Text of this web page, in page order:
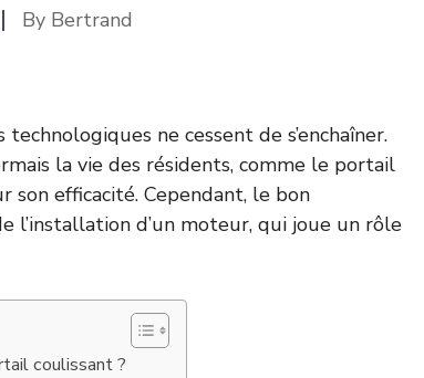
By Bertrand
ne cessent de s’enchaîner.
la vie des résidents, comme le portail
efficacité. Cependant, le bon
d’un moteur, qui joue un rôle
coulissant ?